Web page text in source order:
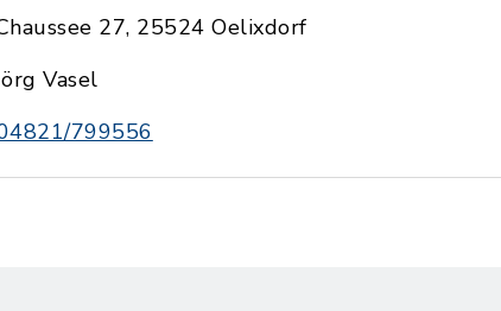
27, 25524 Oelixdorf
Vasel
799556